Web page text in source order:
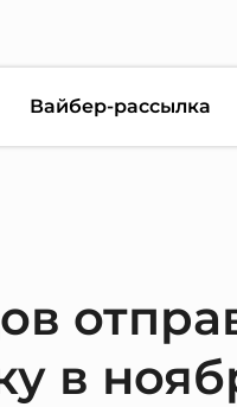
Вайбер-рассылка
в